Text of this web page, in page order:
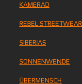
KAMERAD
REBEL STREETWEAR
SIBERIAS
SONNENWENDE
ÜBERMENSCH